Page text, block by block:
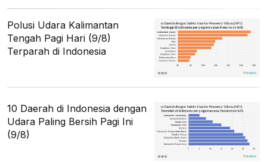
Polusi Udara Kalimantan
Tengah Pagi Hari (9/8)
Terparah di Indonesia
10 Daerah di Indonesia dengan
Udara Paling Bersih Pagi Ini
(9/8)